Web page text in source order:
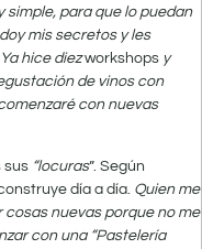
simple, para que lo puedan
mis secretos y les
hice diezworkshops y
de vinos con
con nuevas
sus “locuras”. Según
día a día. Quien me
nuevas porque no me
con una “Pastelería